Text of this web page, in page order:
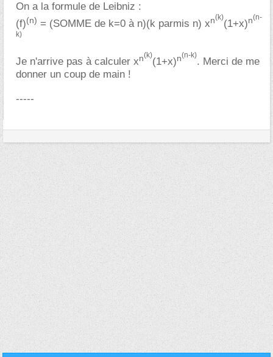
On a la formule de Leibniz :
(f)(n) = (SOMME de k=0 à n)(k parmis n) xn(k)
(1+x)n(n-
k)
Je n'arrive pas à calculer xn(k)
(1+x)n(n-k)
. Merci de me
donner un coup de main !
-----